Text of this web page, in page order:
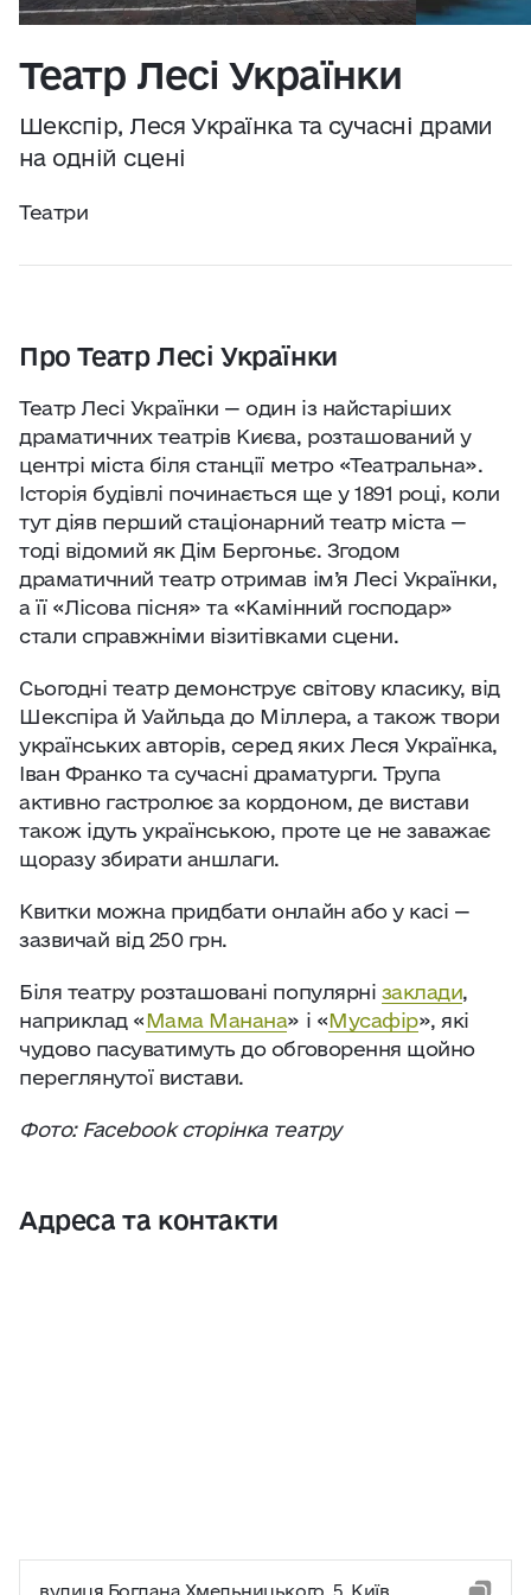
Про нас
Співпраця
Київ сьогодні
Найкращі готелі, ресторани та визначні
Практичні поради
Джерело:openweathermap.org
Театр Лесі Українки
Шекспір, Леся Українка та сучасні драми
на одній сцені
Театри
Про Театр Лесі Українки
Театр Лесі Українки — один із найстаріших
драматичних театрів Києва, розташований у
центрі міста біля станції метро «Театральна».
Історія будівлі починається ще у 1891 році, коли
тут діяв перший стаціонарний театр міста —
тоді відомий як Дім Бергоньє. Згодом
драматичний театр отримав ім’я Лесі Українки,
а її «Лісова пісня» та «Камінний господар»
стали справжніми візитівками сцени.
Сьогодні театр демонструє світову класику, від
Шекспіра й Уайльда до Міллера, а також твори
українських авторів, серед яких Леся Українка,
Іван Франко та сучасні драматурги. Трупа
активно гастролює за кордоном, де вистави
також ідуть українською, проте це не заважає
щоразу збирати аншлаги.
Квитки можна придбати онлайн або у касі —
зазвичай від 250 грн.
Біля театру розташовані популярні заклади,
наприклад «Мама Манана» і «Мусафір», які
чудово пасуватимуть до обговорення щойно
переглянутої вистави.
Фото: Facebook сторінка театру
Адреса та контакти
вулиця Богдана Хмельницького, 5, Київ,